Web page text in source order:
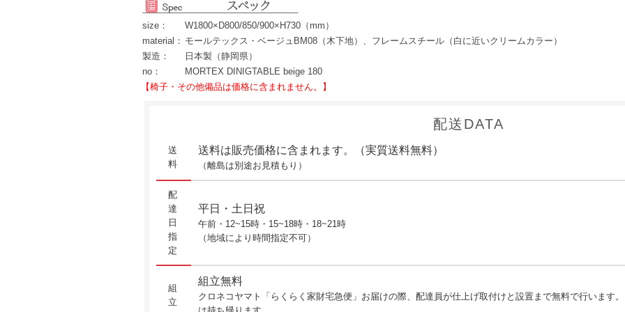
size：
W1800×D800/850/900×H730（mm）
material： モールテックス・ベージュBM08（木下地）、フレームスチール（白に近いクリームカラー）
製造：
日本製（静岡県）
no：
MORTEX DINIGTABLE beige 180
【椅子・その他備品は価格に含まれません。】
配送DATA
送
料
送料は販売価格に含まれます。（実質送料無料）
（離島は別途お見積もり）
配
達
日
指
定
平日・土日祝
午前・12~15時・15~18時・18~21時
（地域により時間指定不可）
組
立
組立無料
クロネコヤマト「らくらく家財宅急便」お届けの際、配達員が仕上げ取付けと設置まで無料で行います